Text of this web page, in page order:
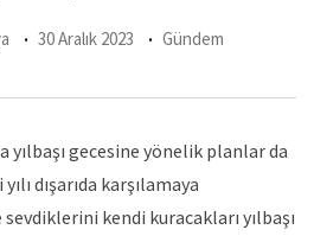
30 Aralık 2023 Gündem
yılbaşı gecesine yönelik planlar da
dışarıda karşılamaya
kendi kuracakları yılbaşı